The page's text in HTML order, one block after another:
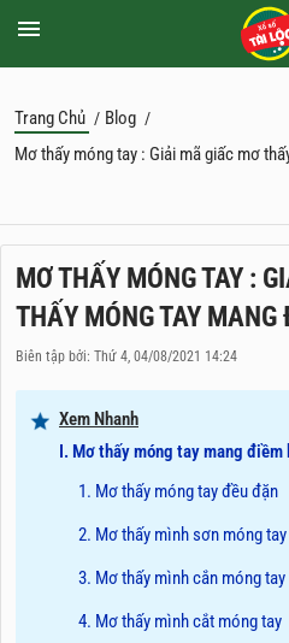
Trang Chủ / Blog /
Mơ thấy móng tay : Giải mã giấc mơ
MƠ THẤY MÓNG TAY :
THẤY MÓNG TAY MANG
Biên tập bởi: Thứ 4, 04/08/2021 14:24
Xem Nhanh
I. Mơ thấy móng tay mang điềm
1. Mơ thấy móng tay đều đặn
2. Mơ thấy mình sơn móng tay
3. Mơ thấy mình cắn móng tay
4. Mơ thấy mình cắt móng tay